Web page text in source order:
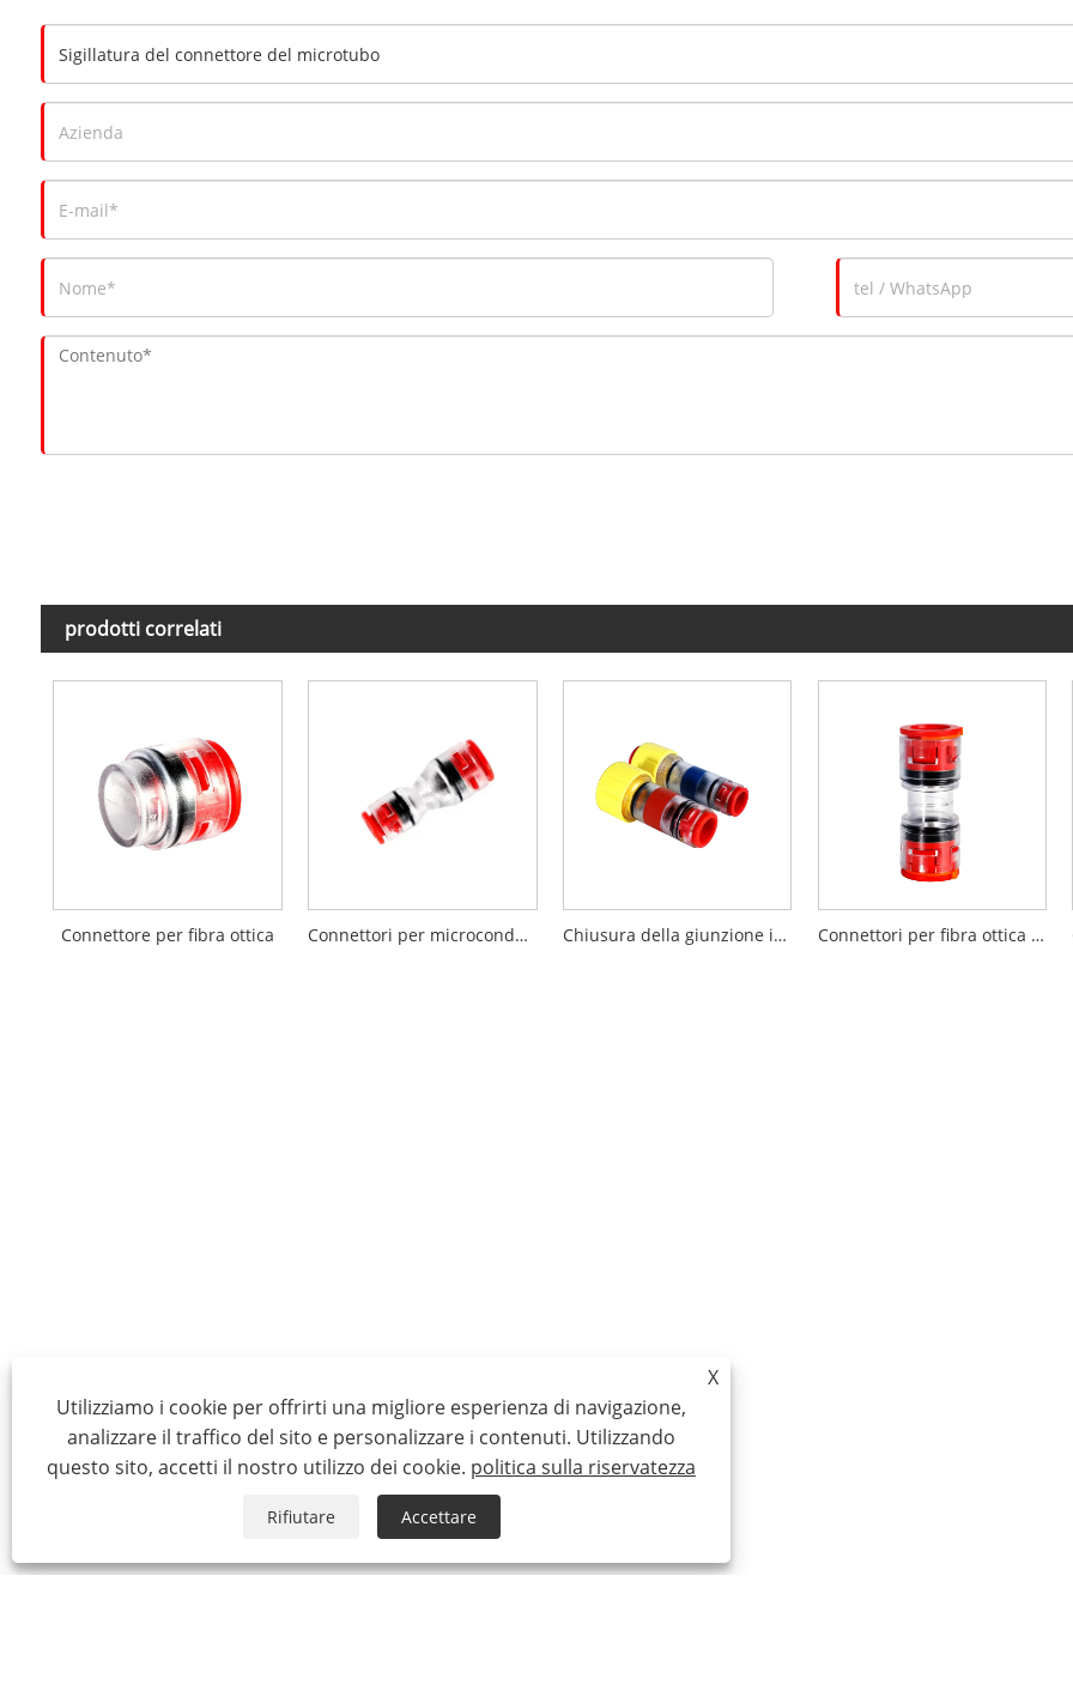
prodotti correlati
Connettore per fibra ottica Connettori per microcondotti FTTH Chiusura della giunzione in fibra ottica FTTH Connettori per fibra ottica FTTH
X
Utilizziamo i cookie per offrirti una migliore esperienza di navigazione,
analizzare il traffico del sito e personalizzare i contenuti. Utilizzando
questo sito, accetti il ​​nostro utilizzo dei cookie. politica sulla riservatezza
Rifiutare Accettare